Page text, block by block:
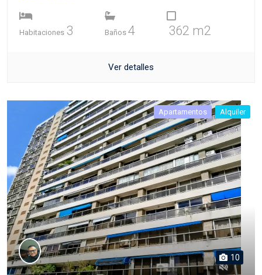
Habitaciones 3 Baños 4 362 m2
Ver detalles
Apartamentos Alquiler
10